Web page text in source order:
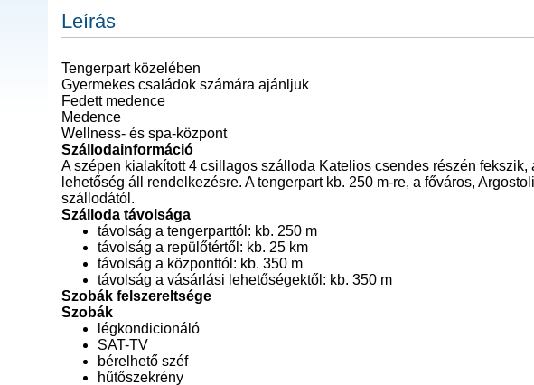
Leírás
Tengerpart közelében
Gyermekes családok számára ajánljuk
Fedett medence
Medence
Wellness- és spa-központ
Szállodainformáció
A szépen kialakított 4 csillagos szálloda Katelios csendes részén
lehetőség áll rendelkezésre. A tengerpart kb. 250 m-re, a főváros,
szállodától.
Szálloda távolsága
távolság a tengerparttól: kb. 250 m
távolság a repülőtértől: kb. 25 km
távolság a központtól: kb. 350 m
távolság a vásárlási lehetőségektől: kb. 350 m
Szobák felszereltsége
Szobák
légkondicionáló
SAT-TV
bérelhető széf
hűtőszekrény